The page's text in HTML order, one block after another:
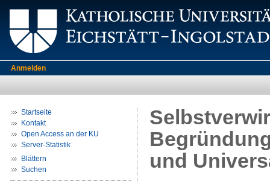
Anmelden
Startseite
Kontakt
Open Access an der KU
Server-Statistik
Blättern
Suchen
und